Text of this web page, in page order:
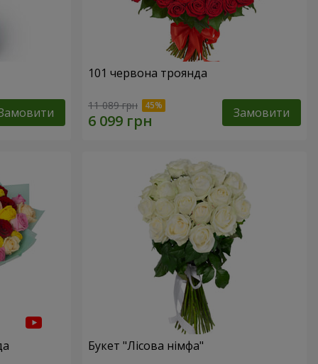
101 червона троянда
11 089 грн Замовити
Букет "Лісова німфа"